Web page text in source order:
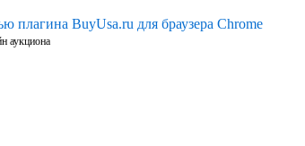
BuyUsa.ru для браузера Chrome
аукциона